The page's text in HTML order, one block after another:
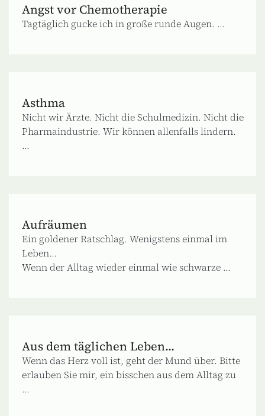
Angst vor Chemotherapie
Tagtäglich gucke ich in große runde Augen. ...
Asthma
Nicht wir Ärzte. Nicht die Schulmedizin. Nicht die
Pharmaindustrie. Wir können allenfalls lindern.
...
Aufräumen
Ein goldener Ratschlag. Wenigstens einmal im
Leben…
Wenn der Alltag wieder einmal wie schwarze ...
Aus dem täglichen Leben...
Wenn das Herz voll ist, geht der Mund über. Bitte
erlauben Sie mir, ein bisschen aus dem Alltag zu
...